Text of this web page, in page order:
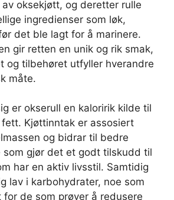
oksekjøtt, og deretter rulle
ingredienser som løk,
det ble lagt for å marinere.
gir retten en unik og rik smak,
og tilbehøret utfyller hverandre
måte.
er okserull en kaloririk kilde til
Kjøttinntak er assosiert
og bidrar til bedre
som gjør det et godt tilskudd til
har en aktiv livsstil. Samtidig
lav i karbohydrater, noe som
de som prøver å redusere